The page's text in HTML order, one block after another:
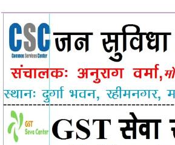
o
o
k
e
r
A
p